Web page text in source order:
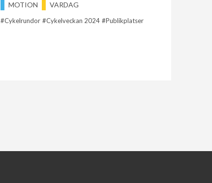
MOTION VARDAG
Cykelrundor Cykelveckan 2024 Publikplatser